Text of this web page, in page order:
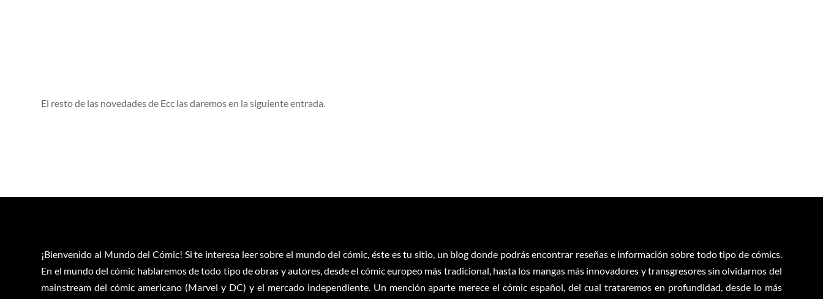
El resto de las novedades de Ecc las daremos en la siguiente entrada.
¡Bienvenido al Mundo del Cómic! Si te interesa leer sobre el mundo del cómic, éste es tu sitio, un blog donde podrás encontrar reseñas e información sobre todo tipo de cómics.
En el mundo del cómic hablaremos de todo tipo de obras y autores, desde el cómic europeo más tradicional, hasta los mangas más innovadores y transgresores sin olvidarnos del
mainstream del cómic americano (Marvel y DC) y el mercado independiente. Un mención aparte merece el cómic español, del cual trataremos en profundidad, desde lo más